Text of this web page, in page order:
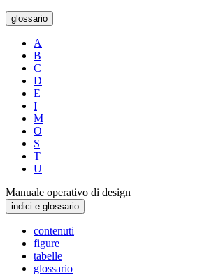
glossario
A
B
C
D
E
I
M
O
S
T
U
Manuale operativo di design
indici e glossario
contenuti
figure
tabelle
glossario